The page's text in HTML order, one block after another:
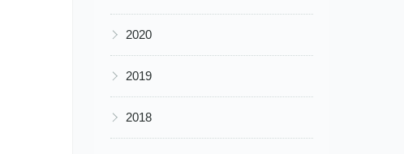
▶ 2020
▶ 2019
▶ 2018